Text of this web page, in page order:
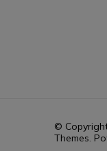
©
Themes.